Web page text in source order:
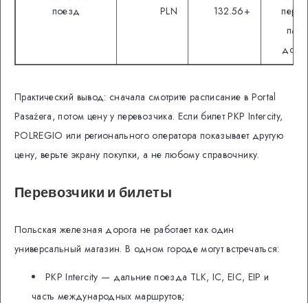
поезд
PLN
132.56+
Практический вывод: сначала смотрите расписание в Portal
Pasażera, потом цену у перевозчика. Если билет PKP Intercity,
POLREGIO или регионального оператора показывает другую
цену, верьте экрану покупки, а не любому справочнику.
Перевозчики и билеты
Польская железная дорога не работает как один
универсальный магазин. В одном городе могут встречаться:
PKP Intercity — дальние поезда TLK, IC, EIC, EIP и
часть международных маршрутов;